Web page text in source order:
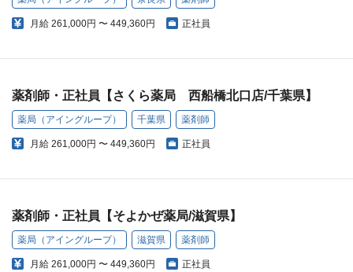
月給 261,000円 〜 449,360円 正社員
薬剤師・正社員【さくら薬局 西船橋北口店/千葉県】
薬局（アイングループ） 千葉県 薬剤師
月給 261,000円 〜 449,360円 正社員
薬剤師・正社員【そよかぜ薬局/滋賀県】
薬局（アイングループ） 滋賀県 薬剤師
月給 261,000円 〜 449,360円 正社員